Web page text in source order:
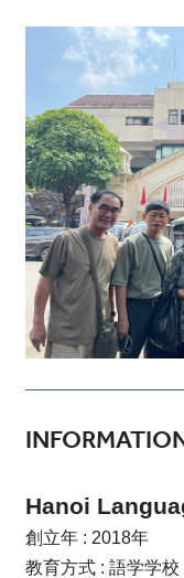
Hanoi
創立年 : 2018年
教育方式 : 語学学校